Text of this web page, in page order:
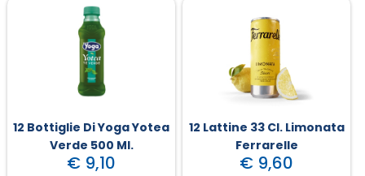
12 Bottiglie Di Yoga Yotea
Verde 500 Ml.
€ 9,10
12 Lattine 33 Cl. Limonata
Ferrarelle
€ 9,60